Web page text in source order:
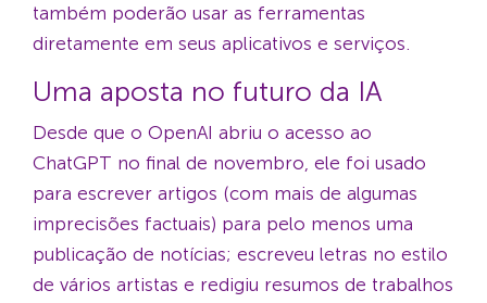
também poderão usar as ferramentas
diretamente em seus aplicativos e serviços.
Uma aposta no futuro da IA
Desde que o OpenAI abriu o acesso ao
ChatGPT no final de novembro, ele foi usado
para escrever artigos (com mais de algumas
imprecisões factuais) para pelo menos uma
publicação de notícias; escreveu letras no estilo
de vários artistas e redigiu resumos de trabalhos